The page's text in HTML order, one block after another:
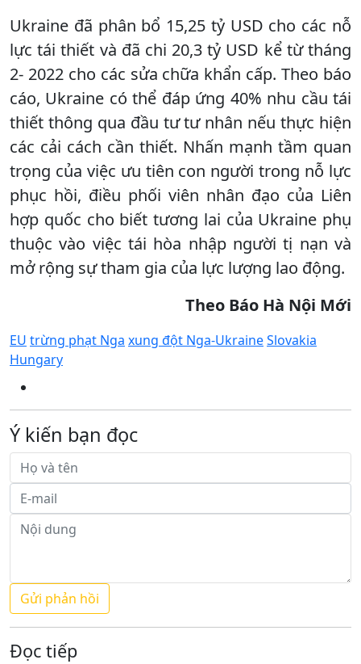
Ukraine đã phân bổ 15,25 tỷ USD cho các nỗ
lực tái thiết và đã chi 20,3 tỷ USD kể từ tháng
2- 2022 cho các sửa chữa khẩn cấp. Theo báo
cáo, Ukraine có thể đáp ứng 40% nhu cầu tái
thiết thông qua đầu tư tư nhân nếu thực hiện
các cải cách cần thiết. Nhấn mạnh tầm quan
trọng của việc ưu tiên con người trong nỗ lực
phục hồi, điều phối viên nhân đạo của Liên
hợp quốc cho biết tương lai của Ukraine phụ
thuộc vào việc tái hòa nhập người tị nạn và
mở rộng sự tham gia của lực lượng lao động.
Theo Báo Hà Nội Mới
EU trừng phạt Nga xung đột Nga-UkraineSlovakia
Hungary
Ý kiến bạn đọc
Đọc tiếp